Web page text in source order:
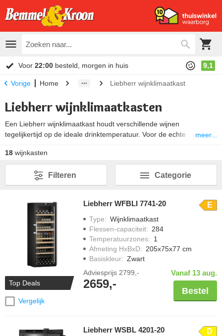
Voor 22:00 besteld, morgen in huis 9,1
Vorige Home Liebherr wijnklimaatkast
Liebherr wijnklimaatkasten
Een Liebherr wijnklimaatkast houdt verschillende wijnen
tegelijkertijd op de ideale drinktemperatuur. Voor de echte
instelbare temperatuur zones zorgen wijn klimaatkasten voor de
beste bewaartemperatuur voor je gehele wijncollectie. Kies een
wijnkoelkast met het voor jou gewenste aantal
temperatuurzones
en aantal flessen wat je in de wijnkast kunt bewaren.
meer...
18 wijnkasten
Categorie
Filteren
Top Deals
Vergelijk
Liebherr WFBLI 7741-20 E
Type: Wijnklimaatkast
Flessen-capaciteit: 284
Temperatuurzones: 1
Afmeting HxBxD: 205x75x77 cm
Basiskleur: Zwart
Adviesprijs 2799,-
2659,-
Vanaf 13 aug.
Bestel
Liebherr WSBL 4201-20 D